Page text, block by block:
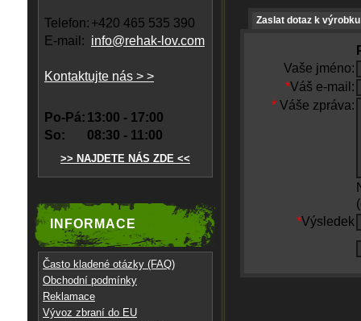
Telefon: +420 465 535 390
E-mail: info@rehak-lov.com
Kontaktujte nás > >
Po-Pá: 13:00 - 17:00
So:
08:30 - 11:00
>> NAJDETE NÁS ZDE <<
INFORMACE
Často kladené otázky (FAQ)
Obchodní podmínky
Reklamace
Vývoz zbraní do EU
Zaslat dotaz k výrobku
Vaše jméno:
*Váš e-mail:
* Váše zpráva:
*Výsledek